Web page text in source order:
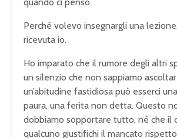
Perché volevo insegnargli una
ricevuta io.
Ho imparato che il rumore degli altri
un silenzio che non sappiamo
un’abitudine fastidiosa può esserci
paura, una ferita non detta. Questo
dobbiamo sopportare tutto, né che il
qualcuno giustifichi il mancato